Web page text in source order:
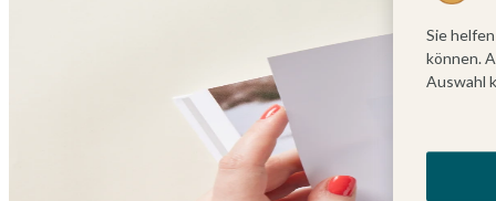
Sie
können.
Auswahl